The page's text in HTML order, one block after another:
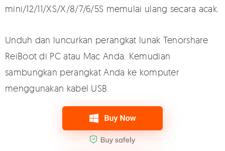
mini/12/11/XS/X/8/7/6/5S memulai ulang secara acak.
Unduh dan luncurkan perangkat lunak Tenorshare
ReiBoot di PC atau Mac Anda. Kemudian
sambungkan perangkat Anda ke komputer
menggunakan kabel USB.